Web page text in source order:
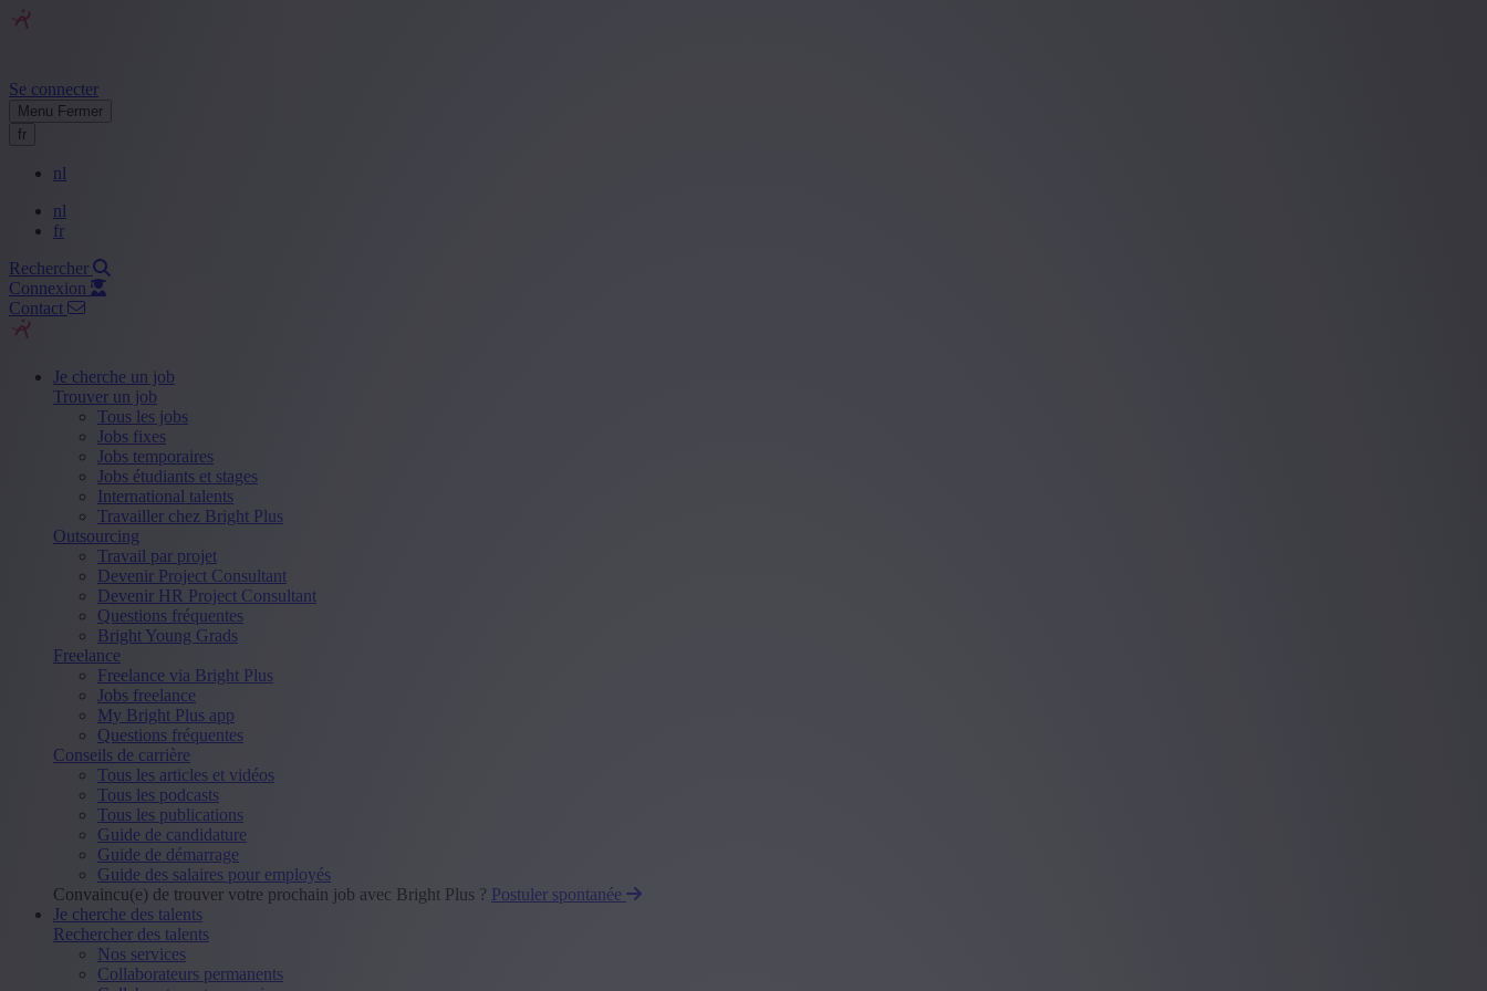
Se connecter
Menu Fermer
fr
nl
nl
fr
Rechercher
Connexion
Contact
Je cherche un job
Trouver un job
Tous les jobs
Jobs fixes
Jobs temporaires
Jobs étudiants et stages
International talents
Travailler chez Bright Plus
Outsourcing
Travail par projet
Devenir Project Consultant
Devenir HR Project Consultant
Questions fréquentes
Bright Young Grads
Freelance
Freelance via Bright Plus
Jobs freelance
My Bright Plus app
Questions fréquentes
Conseils de carrière
Tous les articles et vidéos
Tous les podcasts
Tous les publications
Guide de candidature
Guide de démarrage
Guide des salaires pour employés
Convaincu(e) de trouver votre prochain job avec Bright Plus ? Postuler spontanée
Je cherche des talents
Rechercher des talents
Nos services
Collaborateurs permanents